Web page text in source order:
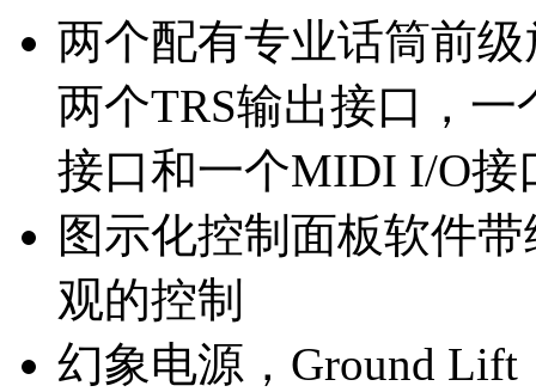
两个配有专业话筒前
两个TRS输出接口，
接口和一个MIDI I/O接
图示化控制面板软件
观的控制
幻象电源，Ground